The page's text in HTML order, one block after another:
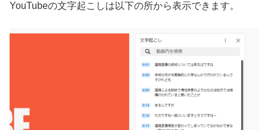
YouTubeの文字起こしは以下の所から表示できます。